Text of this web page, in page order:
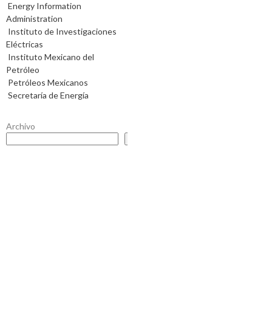
Energy Information
Administration
Instituto de Investigaciones
Eléctricas
Instituto Mexicano del
Petróleo
Petróleos Mexicanos
Secretaría de Energía
Archivo